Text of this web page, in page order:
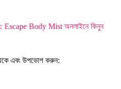
Escape Body Mist অনলাইনে কিনুন
এবং উপভোগ করুন: